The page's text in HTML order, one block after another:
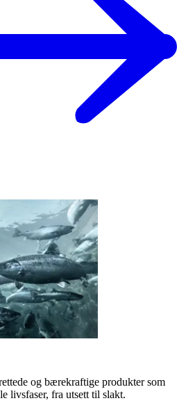
og bærekraftige produkter som
livsfaser, fra utsett til slakt.